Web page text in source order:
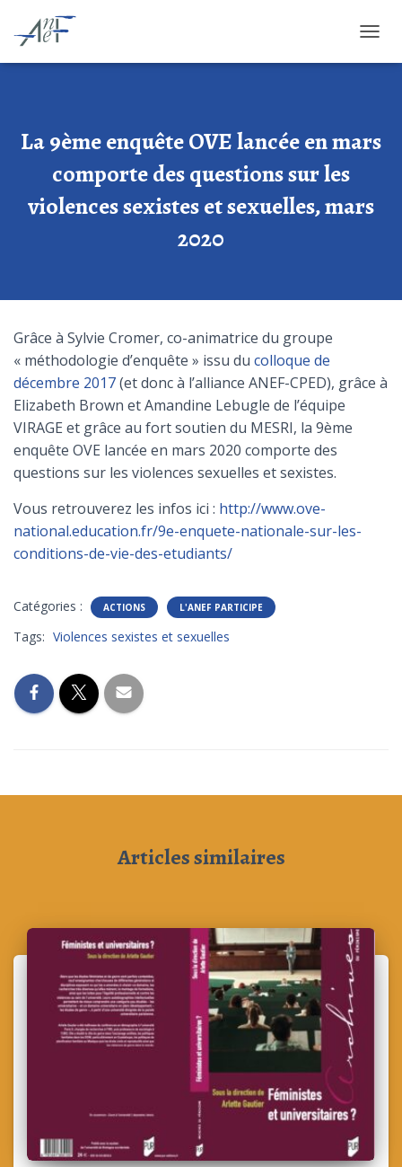
La 9ème enquête OVE lancée en mars
comporte des questions sur les
violences sexistes et sexuelles, mars
2020
Grâce à Sylvie Cromer, co-animatrice du groupe
« méthodologie d’enquête » issu du colloque de
décembre 2017(et donc à l’alliance ANEF-CPED), grâce à
Elizabeth Brown et Amandine Lebugle de l’équipe
VIRAGE et grâce au fort soutien du MESRI, la 9ème
enquête OVE lancée en mars 2020 comporte des
questions sur les violences sexuelles et sexistes.
Vous retrouverez les infos ici : http://www.ove-
national.education.fr/9e-enquete-nationale-sur-les-
conditions-de-vie-des-etudiants/
Catégories : ACTIONS L'ANEF PARTICIPE
Tags: Violences sexistes et sexuelles
Articles similaires